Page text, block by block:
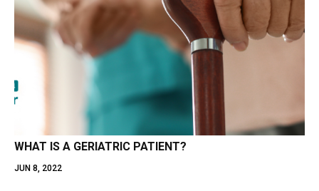
WHAT IS A GERIATRIC PATIENT?
JUN 8, 2022